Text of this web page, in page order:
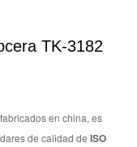
TK-3182
en china, es
de calidad de ISO